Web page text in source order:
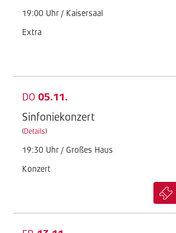
19:00 Uhr / Kaisersaal
Extra
DO 05.11.
Sinfoniekonzert
(Details)
19:30 Uhr / Großes Haus
Konzert